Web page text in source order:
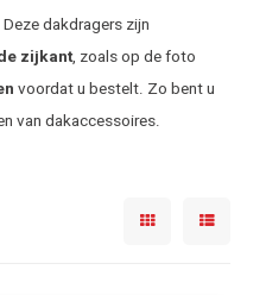
dakdragers zijn
zijkant, zoals op de foto
voordat u bestelt. Zo bent u
van dakaccessoires.